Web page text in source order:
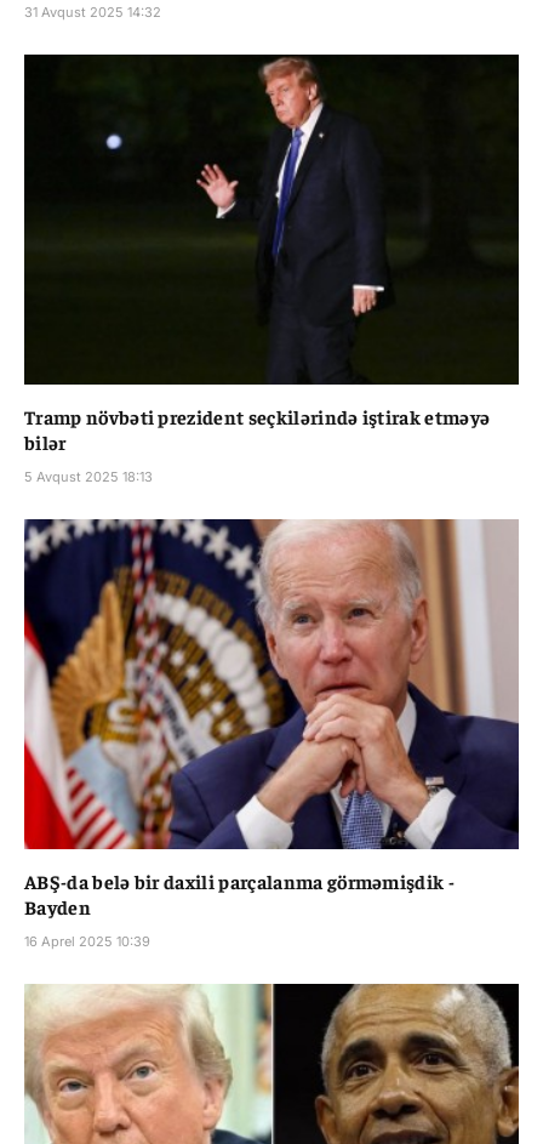
31 Avqust 2025 14:32
Tramp növbəti prezident seçkilərində iştirak etməyə
bilər
5 Avqust 2025 18:13
ABŞ-da belə bir daxili parçalanma görməmişdik -
Bayden
16 Aprel 2025 10:39